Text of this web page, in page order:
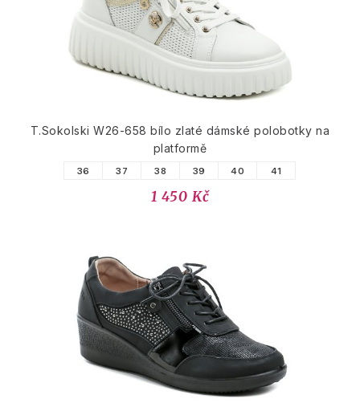
T.Sokolski W26-658 bílo zlaté dámské polobotky na
platformě
36 37 38 39 40 41
1 450 Kč